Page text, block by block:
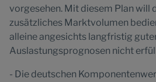
vorgesehen. Mit diesem Plan will
zusätzliches Marktvolumen
alleine angesichts langfristig
Auslastungsprognosen nicht
- Die deutschen